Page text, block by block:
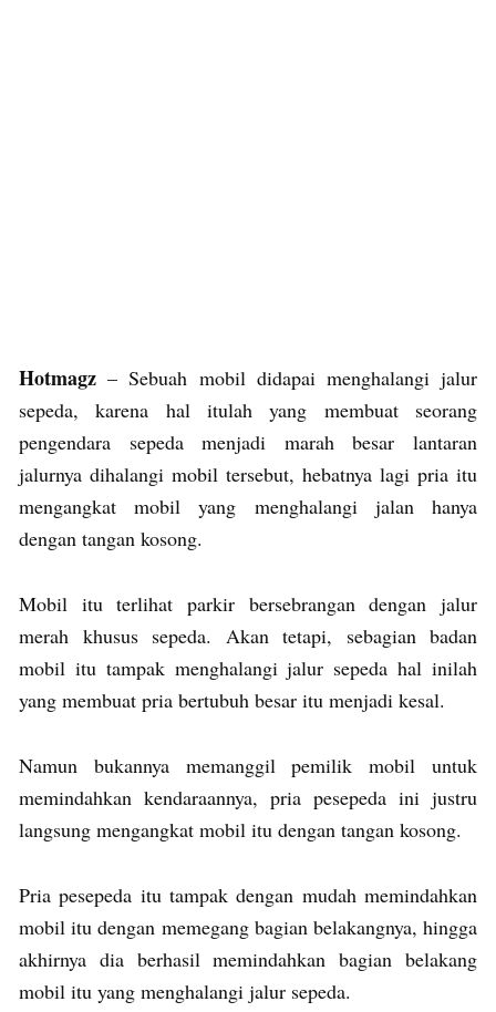
Hotmagz – Sebuah mobil didapai menghalangi jalur
sepeda, karena hal itulah yang membuat seorang
pengendara sepeda menjadi marah besar lantaran
jalurnya dihalangi mobil tersebut, hebatnya lagi pria itu
mengangkat mobil yang menghalangi jalan hanya
dengan tangan kosong.
Mobil itu terlihat parkir bersebrangan dengan jalur
merah khusus sepeda. Akan tetapi, sebagian badan
mobil itu tampak menghalangi jalur sepeda hal inilah
yang membuat pria bertubuh besar itu menjadi kesal.
Namun bukannya memanggil pemilik mobil untuk
memindahkan kendaraannya, pria pesepeda ini justru
langsung mengangkat mobil itu dengan tangan kosong.
Pria pesepeda itu tampak dengan mudah memindahkan
mobil itu dengan memegang bagian belakangnya, hingga
akhirnya dia berhasil memindahkan bagian belakang
mobil itu yang menghalangi jalur sepeda.